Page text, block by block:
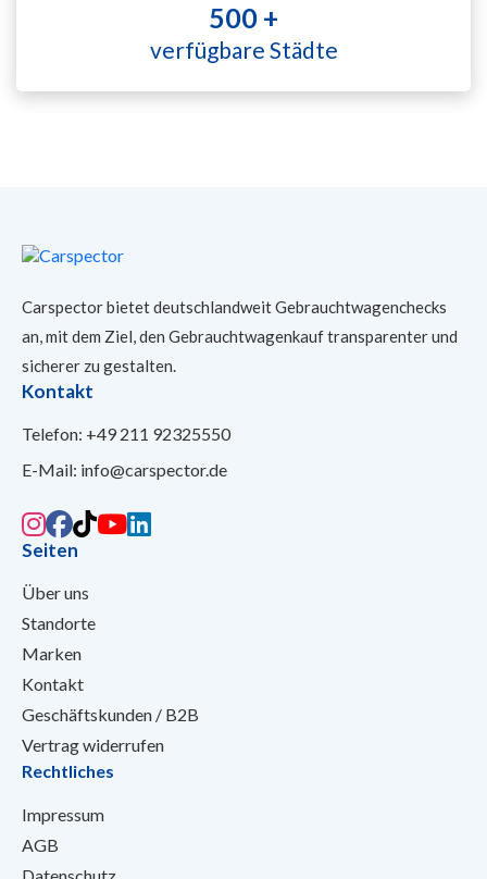
500 +
verfügbare Städte
Carspector bietet deutschlandweit Gebrauchtwagenchecks
an, mit dem Ziel, den Gebrauchtwagenkauf transparenter und
sicherer zu gestalten.
Kontakt
Telefon: +49 211 92325550
E-Mail: info@carspector.de
Seiten
Über uns
Standorte
Marken
Kontakt
Geschäftskunden / B2B
Vertrag widerrufen
Rechtliches
Impressum
AGB
Datenschutz